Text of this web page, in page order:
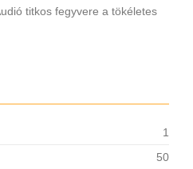
titkos fegyvere a tökéletes
1
50